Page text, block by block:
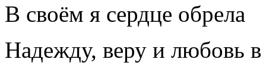
В своём я сердце обрела
Надежду, веру и любовь